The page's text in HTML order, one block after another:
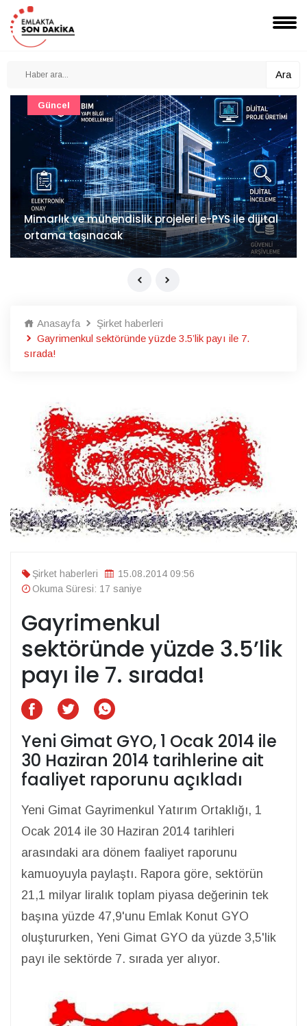
Ara
Mimarlık ve mühendislik projeleri e-PYS ile dijital
ortama taşınacak
Güncel
Anasayfa
Şirket haberleri
Gayrimenkul sektöründe yüzde 3.5’lik payı ile 7.
sırada!
Şirket haberleri
15.08.2014 09:56
Okuma Süresi: 17 saniye
Gayrimenkul
sektöründe yüzde 3.5’lik
payı ile 7. sırada!
Yeni Gimat GYO, 1 Ocak 2014 ile
30 Haziran 2014 tarihlerine ait
faaliyet raporunu açıkladı
Yeni Gimat Gayrimenkul Yatırım Ortaklığı, 1
Ocak 2014 ile 30 Haziran 2014 tarihleri
arasındaki ara dönem faaliyet raporunu
kamuoyuyla paylaştı. Rapora göre, sektörün
21,1 milyar liralık toplam piyasa değerinin tek
başına yüzde 47,9'unu Emlak Konut GYO
oluştururken, Yeni Gimat GYO da yüzde 3,5'lik
payı ile sektörde 7. sırada yer alıyor.